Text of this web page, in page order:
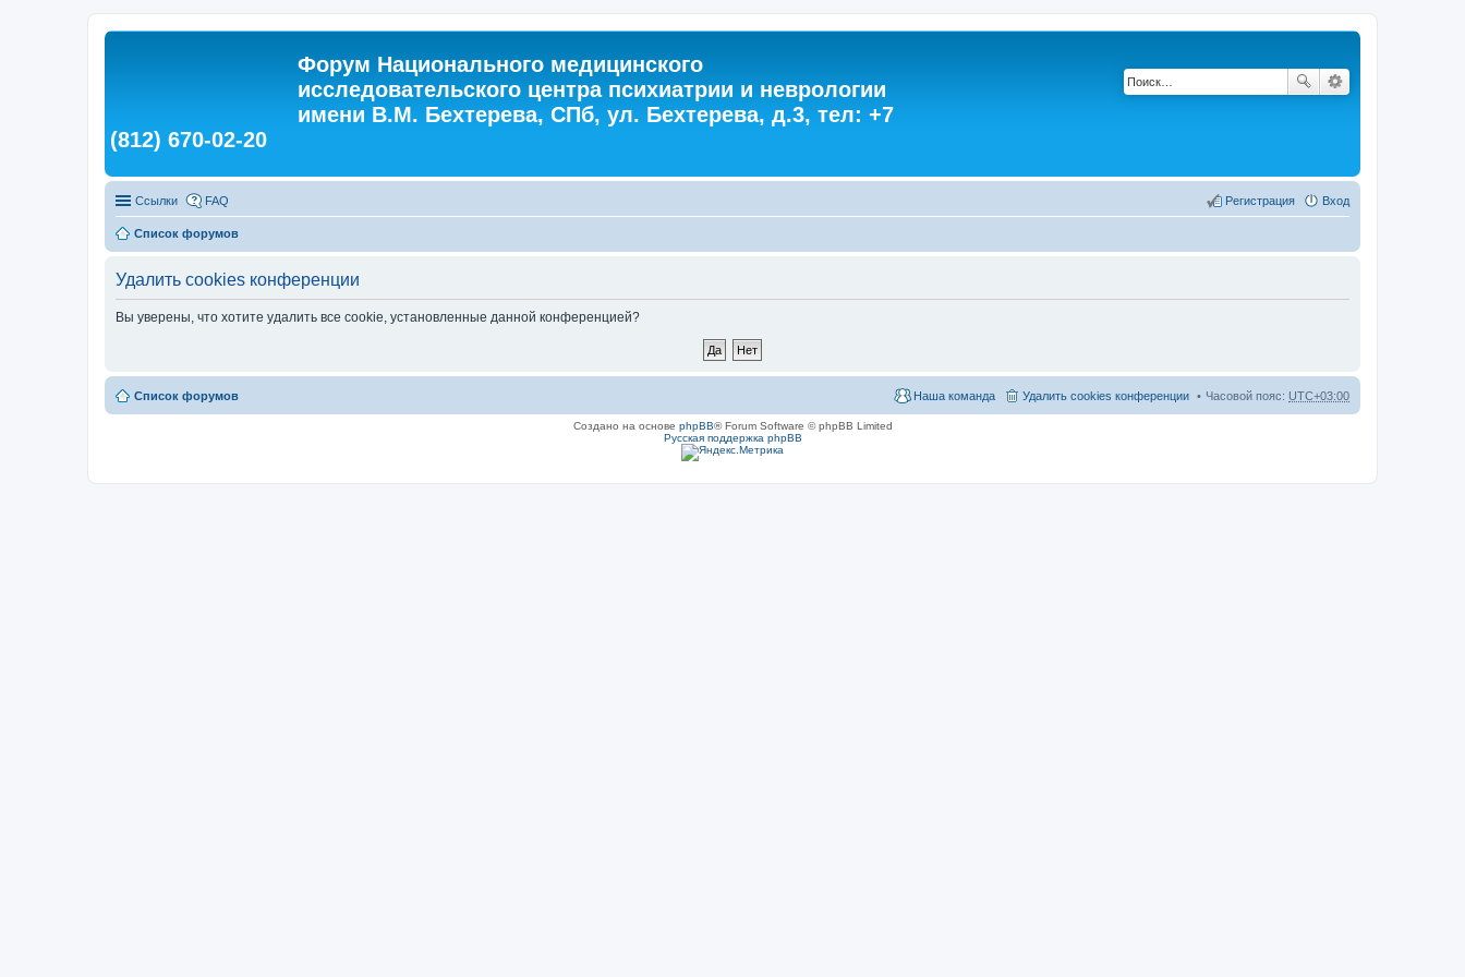
Форум Национального медицинского
исследовательского центра психиатрии и неврологии
имени В.М. Бехтерева, СПб, ул. Бехтерева, д.3, тел: +7
(812) 670-02-20
Ссылки FAQ Вход
Регистрация
Список форумов
Удалить cookies конференции
Вы уверены, что хотите удалить все cookie, установленные данной конференцией?
Список форумов Часовой пояс: UTC+03:00
Удалить cookies конференции
Наша команда
Создано на основе phpBB® Forum Software © phpBB Limited
Русская поддержка phpBB